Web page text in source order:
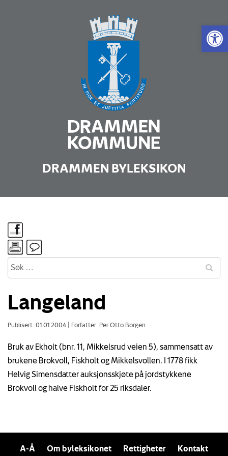
Vis
DRAMMEN BYLEKSIKON
Langeland
Publisert: 01.01.2004 Forfatter: Per Otto Borgen
Bruk av Ekholt (bnr. 11, Mikkelsrud veien 5), sammensatt av
brukene Brokvoll, Fiskholt og Mikkelsvollen. I 1778 fikk
Helvig Simensdatter auksjonsskjøte på jordstykkene
Brokvoll og halve Fiskholt for 25 riksdaler.
A-Å Om byleksikonet Rettigheter Kontakt